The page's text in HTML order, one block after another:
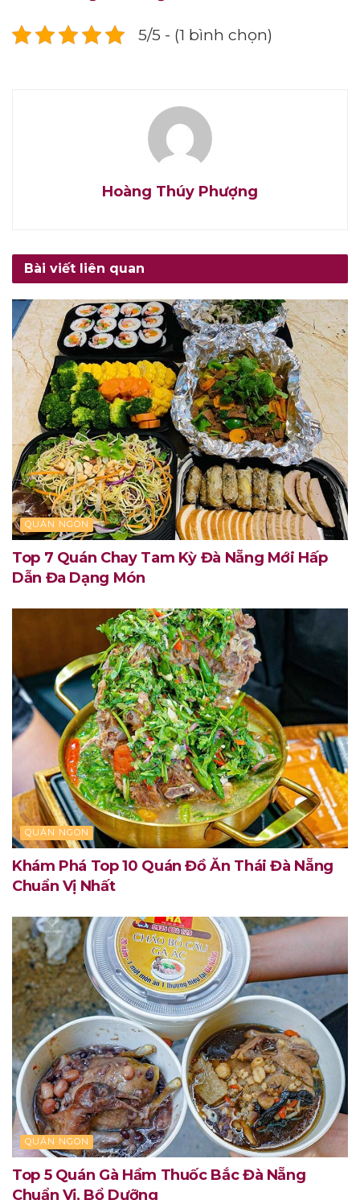
5/5 - (1 bình chọn)
Hoàng Thúy Phượng
Bài viết liên quan
QUÁN NGON
Top 7 Quán Chay Tam Kỳ Đà Nẵng Mới Hấp
Dẫn Đa Dạng Món
QUÁN NGON
Khám Phá Top 10 Quán Đồ Ăn Thái Đà Nẵng
Chuẩn Vị Nhất
QUÁN NGON
Top 5 Quán Gà Hầm Thuốc Bắc Đà Nẵng
Chuẩn Vị, Bổ Dưỡng